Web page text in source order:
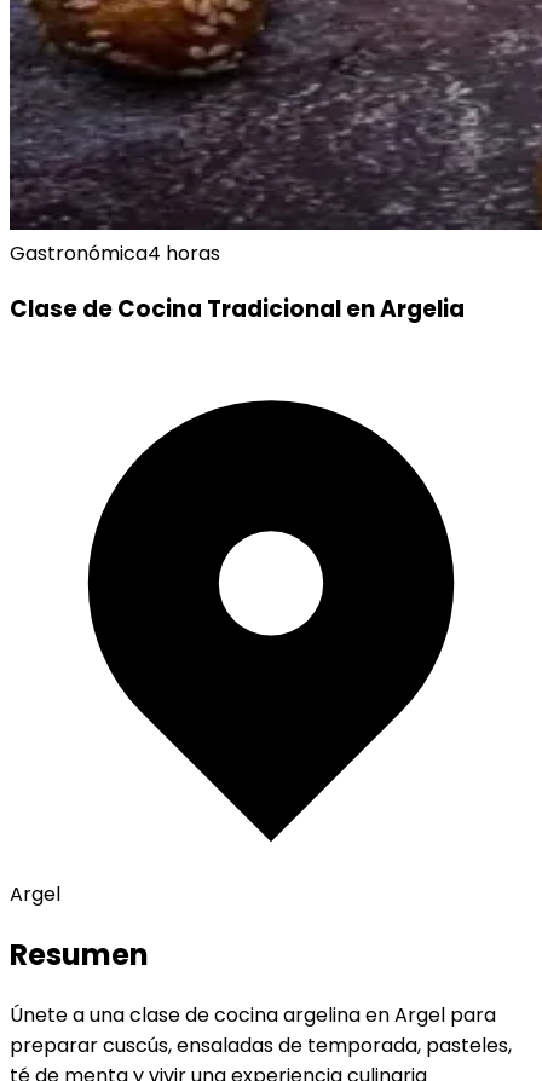
Gastronómica4 horas
Clase de Cocina Tradicional en Argelia
Argel
Resumen
Únete a una clase de cocina argelina en Argel para
preparar cuscús, ensaladas de temporada, pasteles,